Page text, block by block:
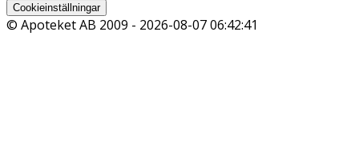
Cookieinställningar
© Apoteket AB 2009 - 2026-08-07 06:42:41